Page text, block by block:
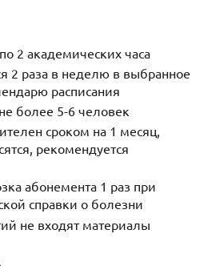
2 академических часа
2 раза в неделю в выбранное
расписания
более 5-6 человек
сроком на 1 месяц,
рекомендуется
абонемента 1 раз при
справки о болезни
не входят материалы